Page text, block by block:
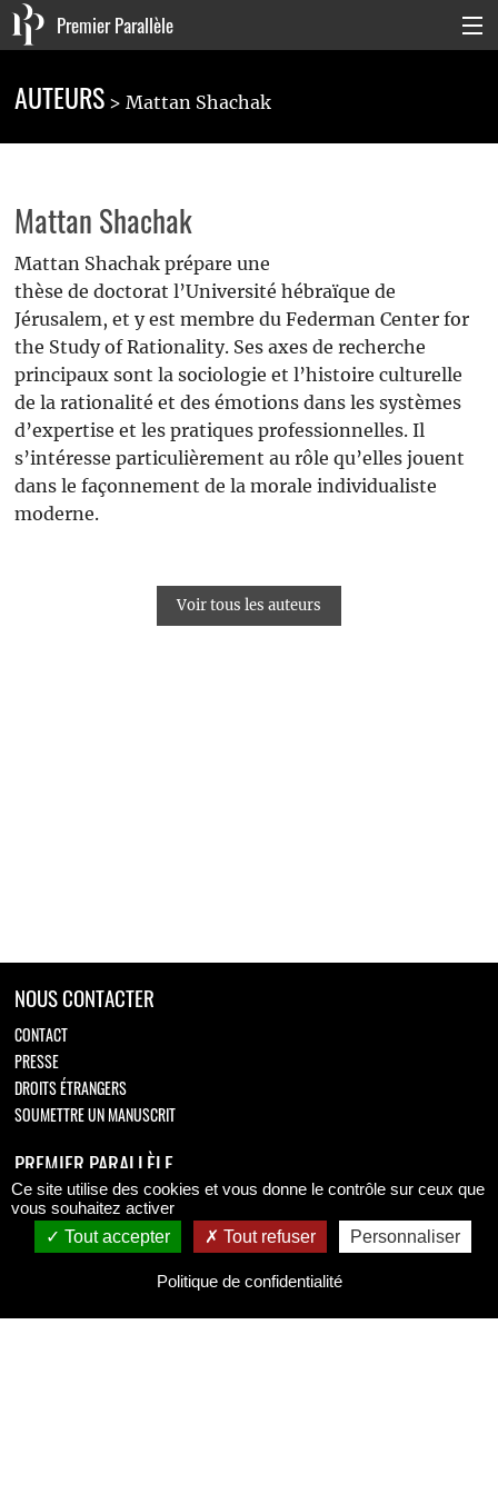
Premier Parallèle
Agenda & actualités
La maison
Connexion
AUTEURS Mattan Shachak
Mattan Shachak
Mattan Shachak prépare une
thèse de doctorat l’Université hébraïque de
Jérusalem, et y est membre du Federman Center for
the Study of Rationality. Ses axes de recherche
principaux sont la sociologie et l’histoire culturelle
de la rationalité et des émotions dans les systèmes
d’expertise et les pratiques professionnelles. Il
s’intéresse particulièrement au rôle qu’elles jouent
dans le façonnement de la morale individualiste
moderne.
Voir tous les auteurs
NOUS CONTACTER
CONTACT
PRESSE
DROITS ÉTRANGERS
SOUMETTRE UN MANUSCRIT
PREMIER PARALLÈLE
Retrouvez-nous sur
MENTIONS LÉGALES
Ce site utilise des cookies et vous donne le contrôle sur ceux que
vous souhaitez activer
Tout accepter
Tout refuser Personnaliser
Politique de confidentialité